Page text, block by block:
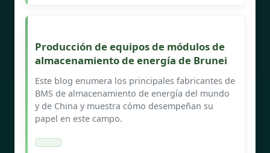
Producción de equipos de módulos de
almacenamiento de energía de Brunei
Este blog enumera los principales fabricantes de
BMS de almacenamiento de energía del mundo
y de China y muestra cómo desempeñan su
papel en este campo.